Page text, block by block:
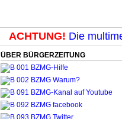
ACHTUNG!Die
ÜBER BÜRGERZEITUNG